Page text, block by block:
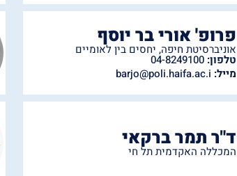
פרופ' אורי בר יוסף
אוניברסיטת חיפה, יחסים בין לאומיים
טלפון:
מייל: barjo@poli.haifa.ac.i
ד"ר תמר ברקאי
המכללה האקדמית תל חי